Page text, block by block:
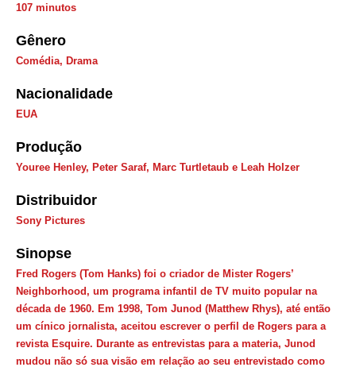
107 minutos
Gênero
Comédia, Drama
Nacionalidade
EUA
Produção
Youree Henley, Peter Saraf, Marc Turtletaub e Leah Holzer
Distribuidor
Sony Pictures
Sinopse
Fred Rogers (Tom Hanks) foi o criador de Mister Rogers’
Neighborhood, um programa infantil de TV muito popular na
década de 1960. Em 1998, Tom Junod (Matthew Rhys), até então
um cínico jornalista, aceitou escrever o perfil de Rogers para a
revista Esquire. Durante as entrevistas para a materia, Junod
mudou não só sua visão em relação ao seu entrevistado como